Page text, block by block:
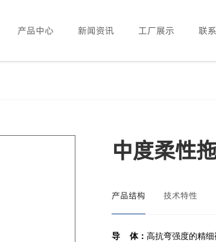
产品中心 新闻资讯 工厂展示 联
中度柔性
产品结构 技术特性
导 体： 高抗弯强度的精细